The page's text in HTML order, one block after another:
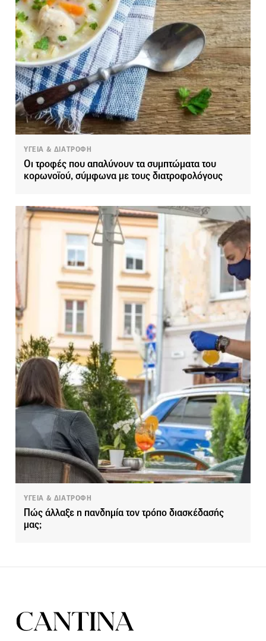
ΥΓΕΙΑ & ΔΙΑΤΡΟΦΗ
Οι τροφές που απαλύνουν τα συμπτώματα του
κορωνοϊού, σύμφωνα με τους διατροφολόγους
ΥΓΕΙΑ & ΔΙΑΤΡΟΦΗ
Πώς άλλαξε η πανδημία τον τρόπο διασκέδασής
μας;